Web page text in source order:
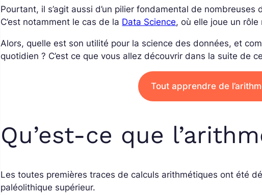
Pourtant, il s’agit aussi d’un pilier fondamental de nombreuses
C’est notamment le cas de la Data Science, où elle joue un
Alors, quelle est son utilité pour la science des données, et
quotidien ? C’est ce que vous allez découvrir dans la suite de
Tout apprendre de
Qu’est-ce que
Les toutes premières traces de calculs arithmétiques ont été
paléolithique supérieur.